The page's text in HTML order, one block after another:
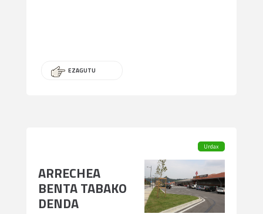
EZAGUTU
Urdax
ARRECHEA
BENTA TABAKO
DENDA